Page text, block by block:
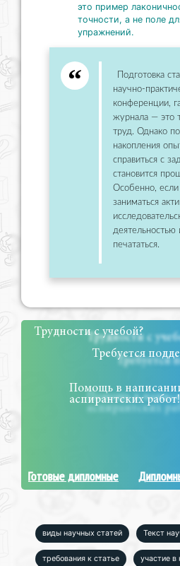
это пример
точности, а не поле
упражнений.
Подготовка
научно-
конференции,
журнала — это
труд. Однако
накопления
справиться с
становится
Особенно, если
заниматься
деятельностью
печататься.
Трудности с учебой?
Требуется
Помощь в
аспирантских работ!
Готовые дипломные
виды научных статей Текст
требования к статье участие в